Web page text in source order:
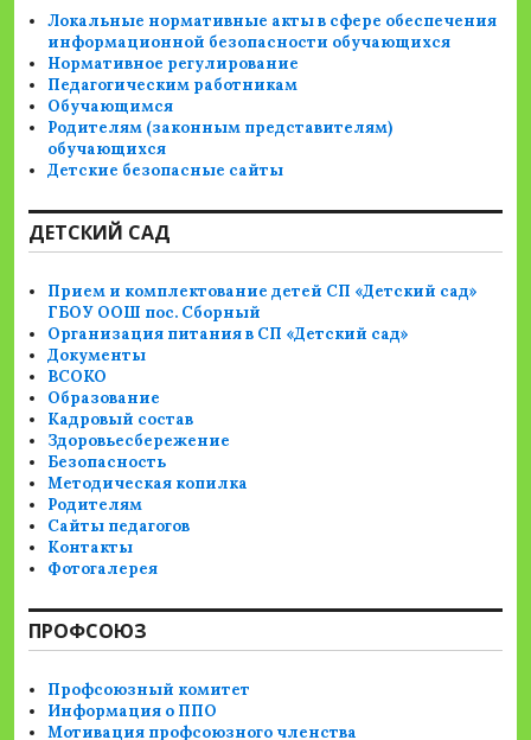
Локальные нормативные акты в сфере обеспечения
информационной безопасности обучающихся
Нормативное регулирование
Педагогическим работникам
Обучающимся
Родителям (законным представителям)
обучающихся
Детские безопасные сайты
ДЕТСКИЙ САД
Прием и комплектование детей СП «Детский сад»
ГБОУ ООШ пос. Сборный
Организация питания в СП «Детский сад»
Документы
ВСОКО
Образование
Кадровый состав
Здоровьесбережение
Безопасность
Методическая копилка
Родителям
Сайты педагогов
Контакты
Фотогалерея
ПРОФСОЮЗ
Профсоюзный комитет
Информация о ППО
Мотивация профсоюзного членства